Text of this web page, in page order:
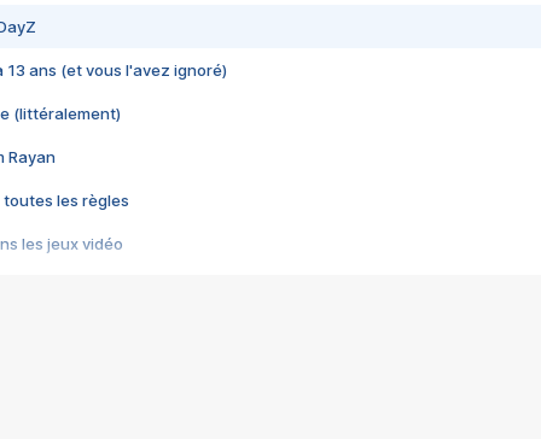
13 ans (et vous l'avez ignoré)
(littéralement)
Rayan
toutes les règles
les jeux vidéo